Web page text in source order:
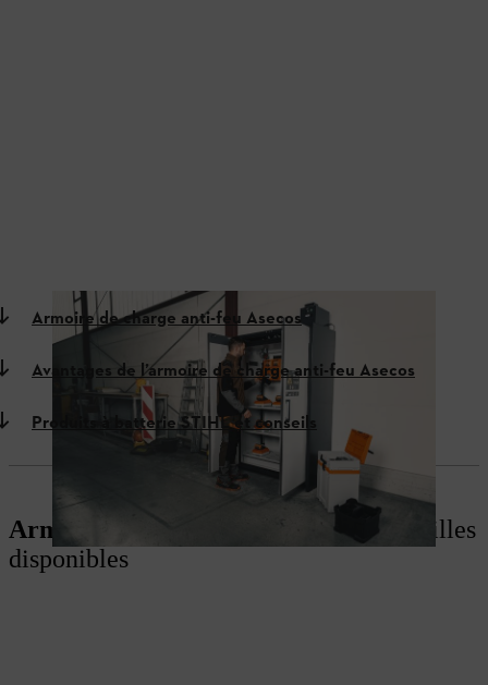
Armoire de charge anti-feu Asecos
Avantages de l’armoire de charge anti-feu Asecos
Produits à batterie STIHL et conseils
Armoire de charge anti-FEU :
deux tailles
disponibles